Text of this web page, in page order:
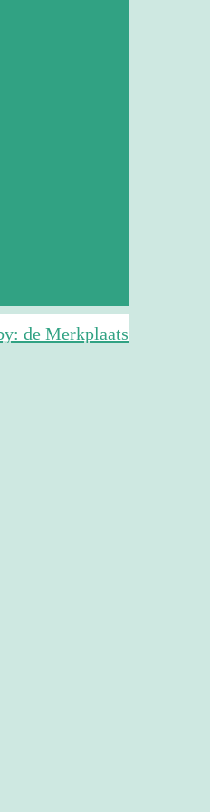
de Merkplaats